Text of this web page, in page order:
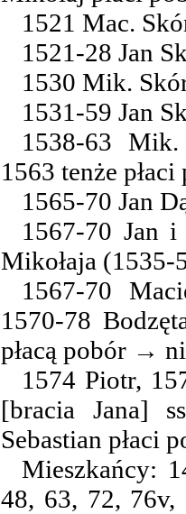
1521 Mac.
1521-28 Jan
1530 Mik.
1531-59 Jan
1538-63
1563 tenże
1565-70 Jan
1567-70 Jan
Mikołaja (1535-
1567-70
1570-78
płacą pobór →
1574 Piotr,
[bracia Jana]
Sebastian płaci
Mieszkańcy:
48, 63, 72, 76v,